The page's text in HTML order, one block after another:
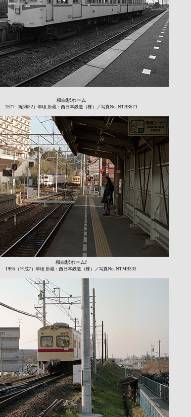
和白駅ホーム
1977（昭和52）年頃 所蔵：西日本鉄道（株）／写真No. NTBR671
和白駅ホームf
1995（平成7）年頃 所蔵：西日本鉄道（株）／写真No. NTMB333